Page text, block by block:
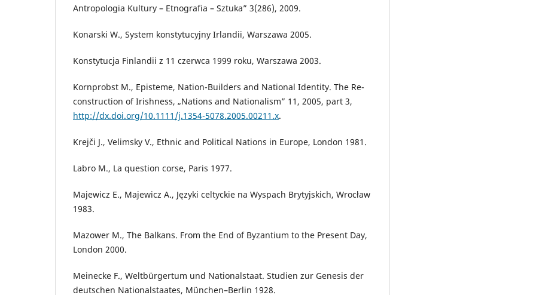
Antropologia Kultury – Etnografia – Sztuka” 3(286), 2009.
Konarski W., System konstytucyjny Irlandii, Warszawa 2005.
Konstytucja Finlandii z 11 czerwca 1999 roku, Warszawa 2003.
Kornprobst M., Episteme, Nation-Builders and National Identity. The Re-
construction of Irishness, „Nations and Nationalism” 11, 2005, part 3,
http://dx.doi.org/10.1111/j.1354-5078.2005.00211.x.
Krejči J., Velimsky V., Ethnic and Political Nations in Europe, London 1981.
Labro M., La question corse, Paris 1977.
Majewicz E., Majewicz A., Języki celtyckie na Wyspach Brytyjskich, Wrocław
1983.
Mazower M., The Balkans. From the End of Byzantium to the Present Day,
London 2000.
Meinecke F., Weltbürgertum und Nationalstaat. Studien zur Genesis der
deutschen Nationalstaates, München–Berlin 1928.